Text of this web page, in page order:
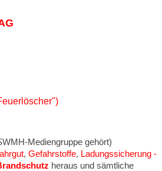
Mediengruppe gehört)
, Gefahrstoffe, Ladungssicherung -
heraus und sämtliche